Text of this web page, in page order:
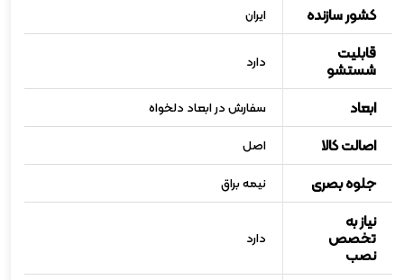
کشور سازنده ایران
قابلیت
شستشو دارد
ابعاد سفارش در ابعاد دلخواه
اصالت کالا اصل
جلوه بصری نیمه براق
نیاز به
تخصص
نصب
دارد